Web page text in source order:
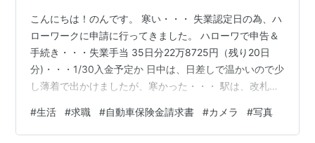
こんにちは！のんです。 寒い・・・ 失業認定日の為、ハ
ローワークに申請に行ってきました。 ハローワで申告＆
手続き・・・失業手当 35日分22万8725円（残り20日
分)・・・1/30入金予定か 日中は、日差しで温かいので少
し薄着で出かけましたが、寒かった・・・ 駅は、改札が
を済ませ、駅ビル内ウィンドウショッピングへ。 ・本屋
さん→今月いっぱいで閉店。名店ビル有隣堂は来年夏で
#生活 #求職 #自動車保険金請求書 #カメラ #写真